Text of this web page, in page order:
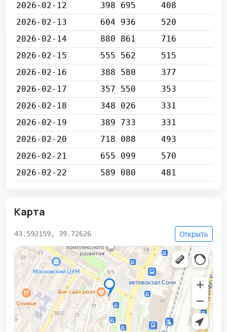
2026-02-12
398 695
408
2026-02-13
604 936
520
2026-02-14
880 861
716
2026-02-15
555 562
515
2026-02-16
388 580
377
2026-02-17
357 550
353
2026-02-18
348 026
331
2026-02-19
389 733
331
2026-02-20
718 088
493
2026-02-21
655 099
570
2026-02-22
589 080 481
Карта
43.592159, 39.72626 Открыть